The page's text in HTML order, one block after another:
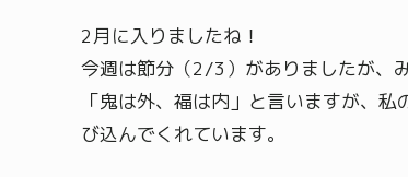
2月に入りましたね！
今週は節分（2/3）がありましたが、
「鬼は外、福は内」と言いますが、
び込んでくれています。